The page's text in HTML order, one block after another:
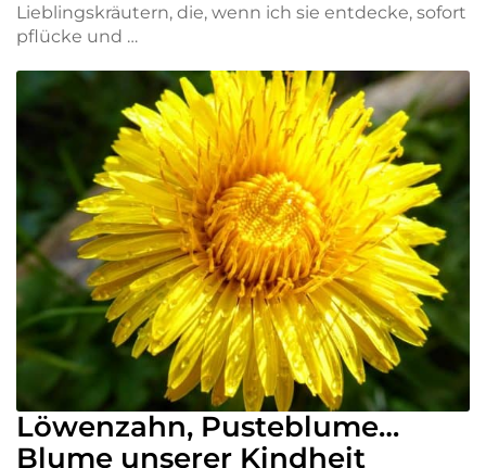
Lieblingskräutern, die, wenn ich sie entdecke, sofort
pflücke und …
Löwenzahn, Pusteblume…
Blume unserer Kindheit